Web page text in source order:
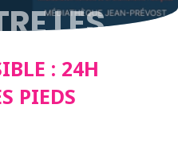
LES
PLAT
: 24H
PIEDS